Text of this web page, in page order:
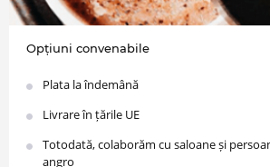
Opțiuni convenabile
Plata la îndemână
Livrare în țările UE
Totodată, colaborăm cu saloane și
angro